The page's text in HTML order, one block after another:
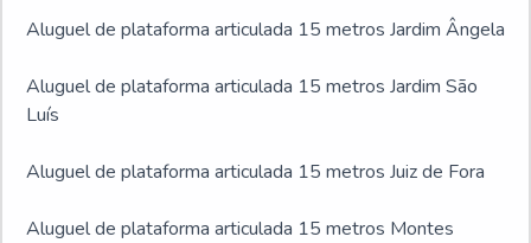
Aluguel de plataforma articulada 15 metros Jardim Ângela
Aluguel de plataforma articulada 15 metros Jardim São
Luís
Aluguel de plataforma articulada 15 metros Juiz de Fora
Aluguel de plataforma articulada 15 metros Montes